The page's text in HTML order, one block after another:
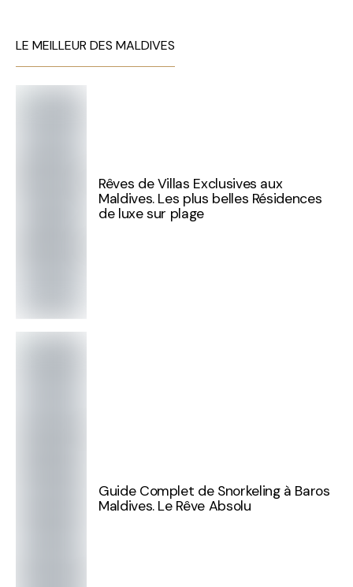
LE MEILLEUR DES MALDIVES
Rêves de Villas Exclusives aux
Maldives. Les plus belles Résidences
de luxe sur plage
Guide Complet de Snorkeling à Baros
Maldives. Le Rêve Absolu